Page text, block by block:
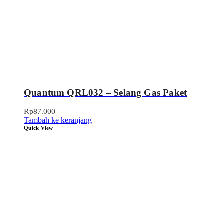
Quantum QRL032 – Selang Gas Paket
Rp87.000
Tambah ke keranjang
Quick View